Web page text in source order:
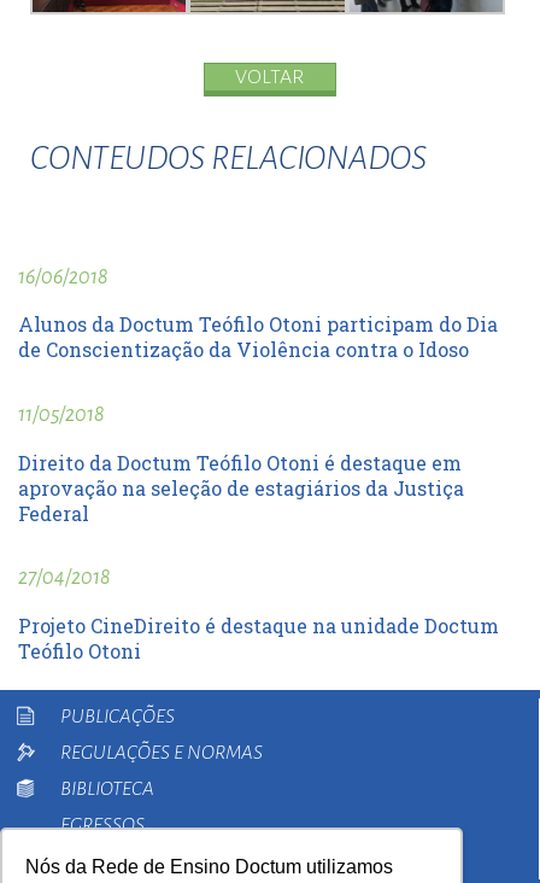
Nós da Rede de Ensino Doctum utilizamos
VOLTAR
CONTEUDOS RELACIONADOS
16/06/2018
Alunos da Doctum Teófilo Otoni participam do Dia
de Conscientização da Violência contra o Idoso
11/05/2018
Direito da Doctum Teófilo Otoni é destaque em
aprovação na seleção de estagiários da Justiça
Federal
27/04/2018
Projeto CineDireito é destaque na unidade Doctum
Teófilo Otoni
PUBLICAÇÕES
REGULAÇÕES E NORMAS
BIBLIOTECA
EGRESSOS
PESQUISA